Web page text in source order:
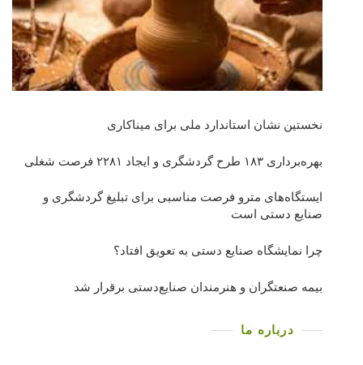
نخستین نشان استاندارد ملی برای میناکاری
بهره‌برداری ١٨٣ طرح گردشگری و ایجاد ٢٢٨١ فرصت شغلی
ایستگاه‌های مترو فرصت مناسبی برای تبلیغ گردشگری و
صنایع دستی است
چرا نمایشگاه صنایع دستی به تعویق افتاد؟
بیمه صنعتگران و هنرمندان صنایع‌دستی برقرار شد
درباره ما